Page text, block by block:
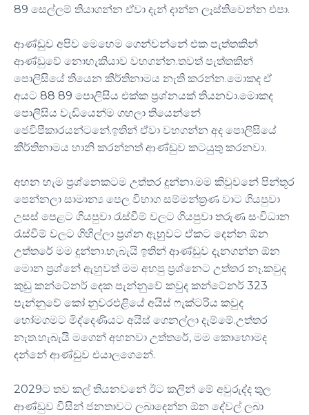
89 සෙල්ලම් තියාගන්න ඒවා දැන් දාන්න ලෑස්තිවෙන්න එපා.
ආණ්ඩුව අපිව මෙහෙම ගෙන්වන්නේ එක පැත්තකින්
ආණ්ඩුවේ නොහැකියාව වහගන්න.තවත් පැත්තකින්
පොලිසියේ තියෙන කීර්තිනාමය නැති කරන්න.මොකද ඒ
අයට 88 89 පොලිසිය එක්ක ප්‍රශ්නයක් තියනවා.මොකද
පොලිසිය වැඩියෙන්ම ගහලා තියෙන්නේ
ජෙවිපීකාරයන්ටනේ.ඉතින් ඒවා වහගන්න අද පොලිසියේ
කීර්තිනාමය හානි කරන්නත් ආණ්ඩුව කටයුතු කරනවා.
අහන හැම ප්‍රශ්නෙකටම උත්තර දුන්නා.මම කිවුවනේ පින්තූර
පෙන්නලා සාමාන්‍ය පෙල විභාග සම්මන්ත්‍රණ වාට ගියපුවා
උසස් පෙළට ගියපුවා රැස්වීම් වලට ගියපුවා තරුණ සංවිධාන
රැස්වීම් වලට ගිහිල්ලා ප්‍රශ්න ඇහුවට ඒකට දෙන්න ඕන
උත්තරේ මම දුන්නා.හැබැයි ඉතින් ආණ්ඩුව දැනගන්න ඕන
මොන ප්‍රශ්නේ ඇහුවත් මම අහපු ප්‍රශ්නෙට උත්තර නෑ.කවුද
කුඩු කන්ටේනර් දෙක පැන්නුවේ කවුද කන්ටේනර් 323
පැන්නුවේ කෝ නුවරඑළියේ අයිස් ෆැක්ටරිය කවුද
හෝමගමට මිද්දෙණියට අයිස් ගෙනල්ලා දැම්මේ.උත්තර
නැත.හැබැයි මගෙන් අහනවා උත්තරේ, මම කොහොමද
දන්නේ ආණ්ඩුව එයාලගෙනේ.
2029ට තව කල් තියනවනේ ඊට කලින් මේ අවුරුද්ද තුල
ආණ්ඩුව විසින් ජනතාවට ලබාදෙන්න ඕන දේවල් ලබා